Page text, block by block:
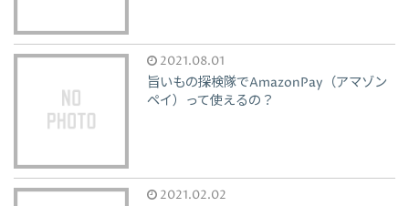
2021.08.01
旨いもの探検隊でAmazonPay（アマゾン
ペイ）って使えるの？
2021.02.02